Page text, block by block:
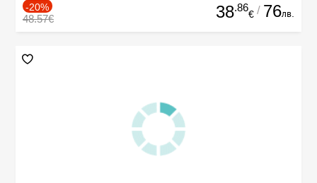
-20%
48.57€ 38.86
€ / 76лв.